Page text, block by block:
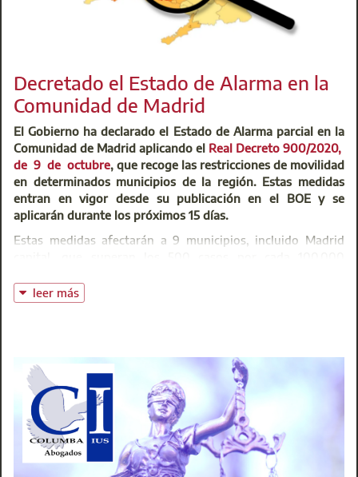
normativa de aplicación, que sigue estando vigente y se ve
complementada por las nuevas medidas sanitarias.
Resumen de la Documentación básica sobre gestión
Centro de Atención Integral (CAI)
@:buzoninfo@aparejadoresmadrid.es
Decretado el Estado de Alarma en la
Comunidad de Madrid
El Gobierno ha declarado el Estado de Alarma parcial en la
Comunidad de Madrid aplicando el Real Decreto 900/2020,
de 9 de octubre, que recoge las restricciones de movilidad
en determinados municipios de la región. Estas medidas
entran en vigor desde su publicación en el BOE y se
aplicarán durante los próximos 15 días.
Estas medidas afectarán a 9 municipios, incluido Madrid
aplicarán las mismas restricciones impuestas en la
1273/2020, de 1 de octubre
Madrid capital
Alcobendas
Alcorcón
Fuenlabrada
leer más